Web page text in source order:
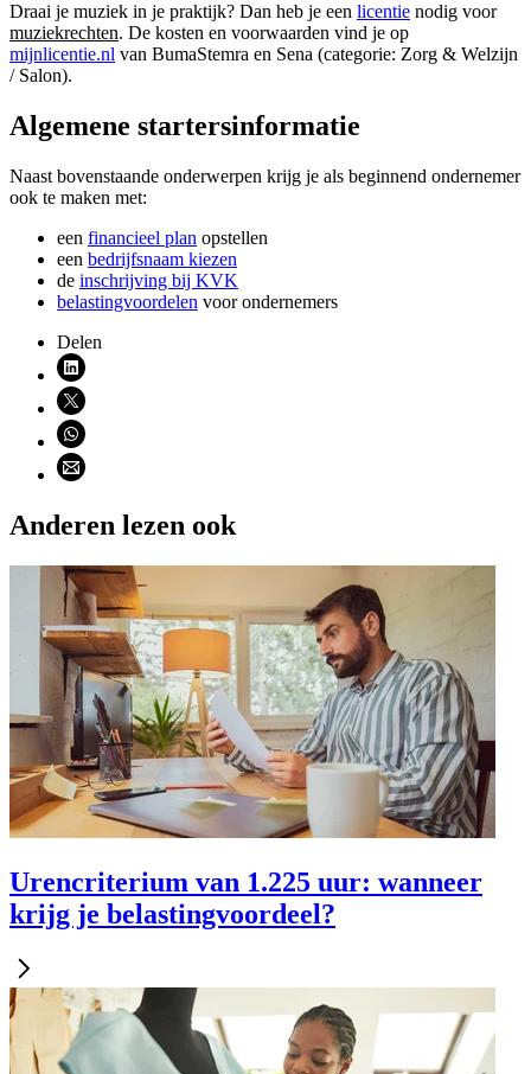
Draai je muziek in je praktijk? Dan heb je een licentie nodig voor
muziekrechten. De kosten en voorwaarden vind je op
mijnlicentie.nl van BumaStemra en Sena (categorie: Zorg & Welzijn
/ Salon).
Algemene startersinformatie
Naast bovenstaande onderwerpen krijg je als beginnend ondernemer
ook te maken met:
een financieel plan opstellen
een bedrijfsnaam kiezen
de inschrijving bij KVK
belastingvoordelen voor ondernemers
Delen
Deel via LinkedIn (opent nieuw venster)
Deel via X (opent nieuw venster)
Deel via WhatsApp (opent WhatsApp)
Deel via email (opent email programma)
Anderen lezen ook
Urencriterium van 1.225 uur: wanneer
krijg je belastingvoordeel?